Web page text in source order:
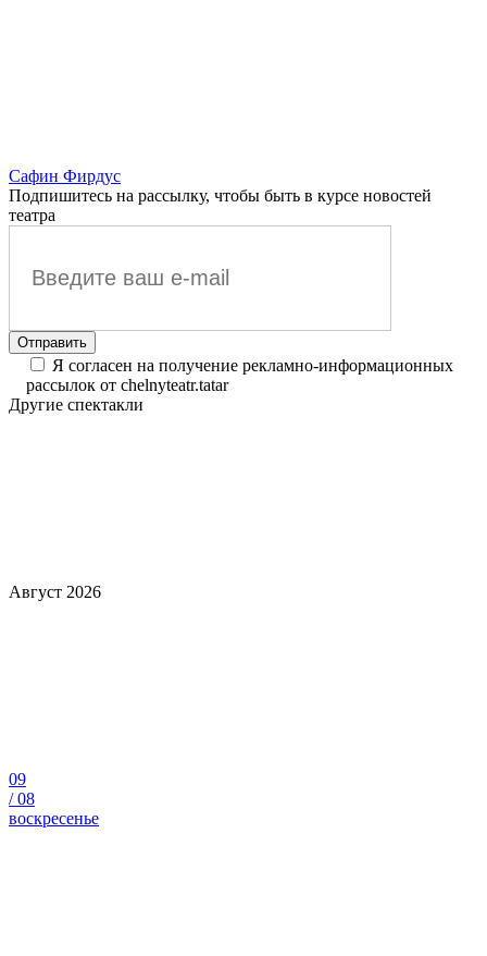
Сафин Фирдус
Подпишитесь на рассылку, чтобы быть в курсе новостей
театра
Я согласен на получение рекламно-информационных
рассылок от chelnyteatr.tatar
Другие спектакли
Август 2026
09
/08
воскресенье